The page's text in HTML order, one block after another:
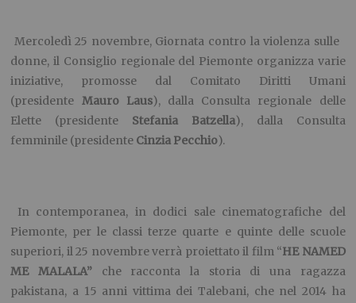
Mercoledì 25 novembre, Giornata contro la violenza sulle
donne, il Consiglio regionale del Piemonte organizza varie
iniziative, promosse dal Comitato Diritti Umani
(presidente Mauro Laus), dalla Consulta regionale delle
Elette (presidente Stefania Batzella), dalla Consulta
femminile (presidente Cinzia Pecchio).
In contemporanea, in dodici sale cinematografiche del
Piemonte, per le classi terze quarte e quinte delle scuole
superiori, il 25 novembre verrà proiettato il film “HE NAMED
ME MALALA” che racconta la storia di una ragazza
pakistana, a 15 anni vittima dei Talebani, che nel 2014 ha